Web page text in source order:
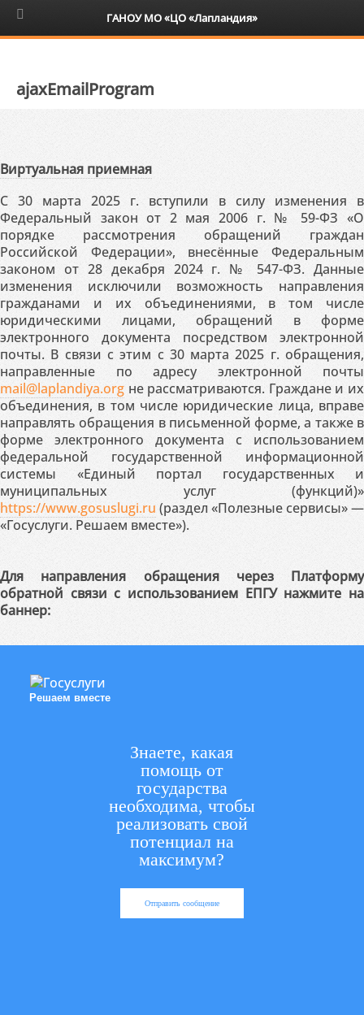
6+
ajaxEmailProgram
Виртуальная приемная
С 30 марта 2025 г. вступили в силу изменения в
Федеральный закон от 2 мая 2006 г. № 59-ФЗ «О
порядке рассмотрения обращений граждан
Российской Федерации», внесённые Федеральным
законом от 28 декабря 2024 г. № 547-ФЗ. Данные
изменения исключили возможность направления
гражданами и их объединениями, в том числе
юридическими лицами, обращений в форме
электронного документа посредством электронной
почты. В связи с этим с 30 марта 2025 г. обращения,
направленные по адресу электронной почты
mail@laplandiya.org не рассматриваются. Граждане и их
объединения, в том числе юридические лица, вправе
направлять обращения в письменной форме, а также в
форме электронного документа с использованием
федеральной государственной информационной
системы «Единый портал государственных и
муниципальных услуг (функций)»
https://www.gosuslugi.ru (раздел «Полезные сервисы» —
«Госуслуги. Решаем вместе»).
Для направления обращения через Платформу
обратной связи с использованием ЕПГУ нажмите на
баннер:
Решаем вместе
Знаете, какая
помощь от
государства
необходима, чтобы
реализовать свой
потенциал на
максимум?
Отправить сообщение
ГАНОУ МО «ЦО «Лапландия»